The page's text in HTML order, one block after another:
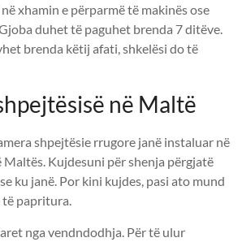
xhamin e përparmë të makinës ose
duhet të paguhet brenda 7 ditëve.
brenda këtij afati, shkelësi do të
në Maltë
shpejtësie rrugore janë instaluar në
Maltës. Kujdesuni për shenja përgjatë
ku janë. Por kini kujdes, pasi ato mund
të papritura.
nga vendndodhja. Për të ulur